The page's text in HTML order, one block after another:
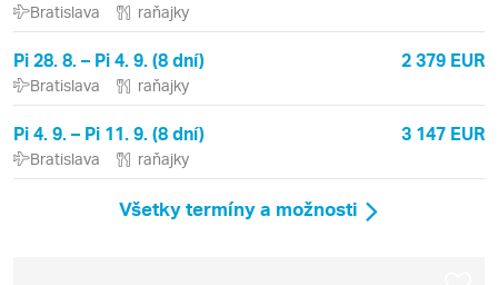
Bratislava raňajky
Pi 28. 8. – Pi 4. 9. (8 dní) 2 379 EUR
Bratislava raňajky
Pi 4. 9. – Pi 11. 9. (8 dní) 3 147 EUR
Bratislava raňajky
Všetky termíny a možnosti